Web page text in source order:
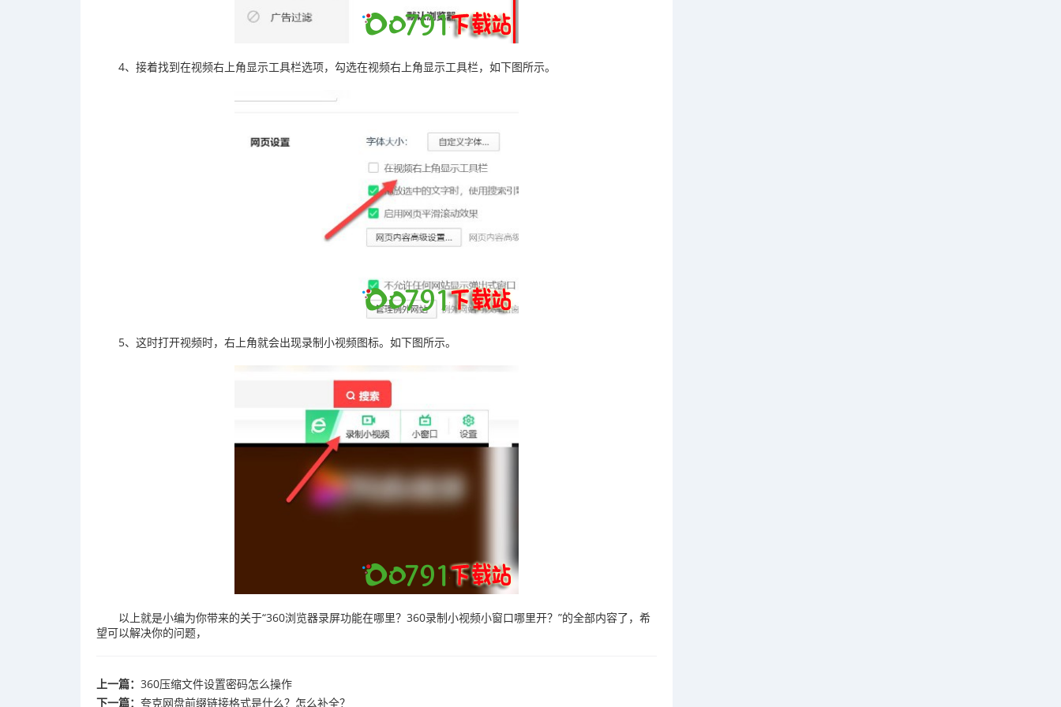
4、接着找到在视频右上角显示工具栏选项，勾选在视频右上角显示工具栏，如下图所示。
5、这时打开视频时，右上角就会出现录制小视频图标。如下图所示。
以上就是小编为你带来的关于“360浏览器录屏功能在哪里？360录制小视频小窗口哪里开？”的全部内容了，希
望可以解决你的问题，
上一篇： 360压缩文件设置密码怎么操作
下一篇： 夸克网盘前缀链接格式是什么？怎么补全？